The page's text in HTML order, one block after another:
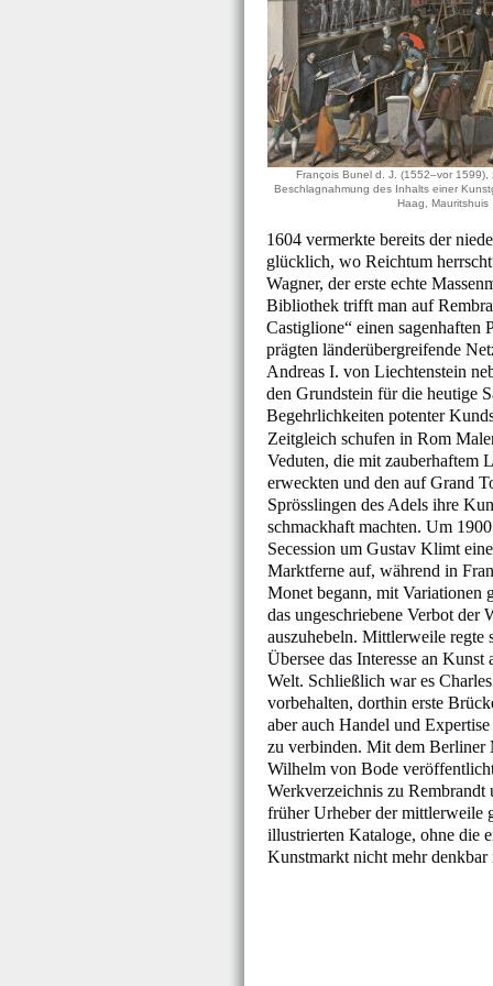
François Bunel d. J. (1552–vor 1599),
Beschlagnahmung des Inhalts einer
Haag, Mauritshuis
1604 vermerkte bereits der
glücklich, wo Reichtum
Wagner, der erste echte
Bibliothek trifft man auf
Castiglione“ einen sagenhaften
prägten länderübergreifende
Andreas I. von Liechtenstein
den Grundstein für die heutige
Begehrlichkeiten potenter
Zeitgleich schufen in Rom
Veduten, die mit zauberhaftem
erweckten und den auf Grand
Sprösslingen des Adels ihre
schmackhaft machten. Um
Secession um Gustav Klimt
Marktferne auf, während in
Monet begann, mit Variationen
das ungeschriebene Verbot der
auszuhebeln. Mittlerweile regte
Übersee das Interesse an Kunst
Welt. Schließlich war es
vorbehalten, dorthin erste
aber auch Handel und
zu verbinden. Mit dem Berliner
Wilhelm von Bode
Werkverzeichnis zu Rembrandt
früher Urheber der mittlerweile
illustrierten Kataloge, ohne die
Kunstmarkt nicht mehr denkbar